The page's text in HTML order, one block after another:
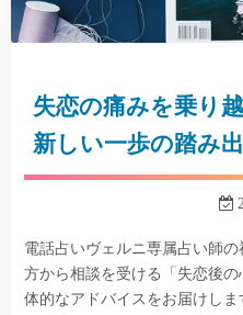
失恋の痛みを乗り
新しい一歩の踏み
電話占いヴェルニ専属占い師
方から相談を受ける「失恋後
体的なアドバイスをお届けし